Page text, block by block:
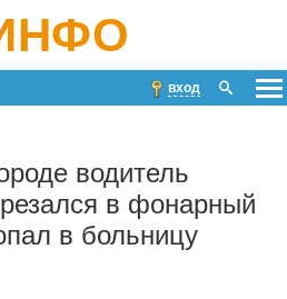
вход
водитель
в фонарный
в больницу